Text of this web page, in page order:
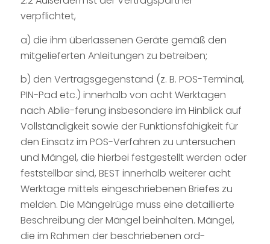
verpflichtet,
a) die ihm überlassenen Geräte gemäß den
mitgelieferten Anleitungen zu betreiben;
b) den Vertragsgegenstand (z. B. POS-Terminal,
PIN-Pad etc.) innerhalb von acht Werktagen
nach Ablie-ferung insbesondere im Hinblick auf
Vollständigkeit sowie der Funktionsfähigkeit für
den Einsatz im POS-Verfahren zu untersuchen
und Mängel, die hierbei festgestellt werden oder
feststellbar sind, BEST innerhalb weiterer acht
Werktage mittels eingeschriebenen Briefes zu
melden. Die Mängelrüge muss eine detaillierte
Beschreibung der Mängel beinhalten. Mängel,
die im Rahmen der beschriebenen ord-